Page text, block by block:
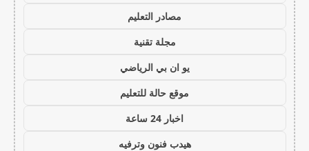
مصادر التعليم
مجلة تقنية
يو ان بي الرياضي
موقع حالة للتعليم
اخبار 24 ساعة
هيدب فنون وترفيه